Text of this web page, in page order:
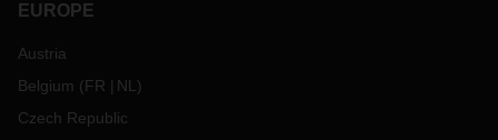
EUROPE
Austria
Belgium (FR NL )
Czech Republic